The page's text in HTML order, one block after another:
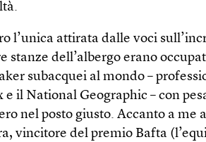
l’unica attirata dalle voci
stanze dell’albergo erano
subacquei al mondo –
e il National Geographic – con
nel posto giusto. Accanto a
vincitore del premio Bafta